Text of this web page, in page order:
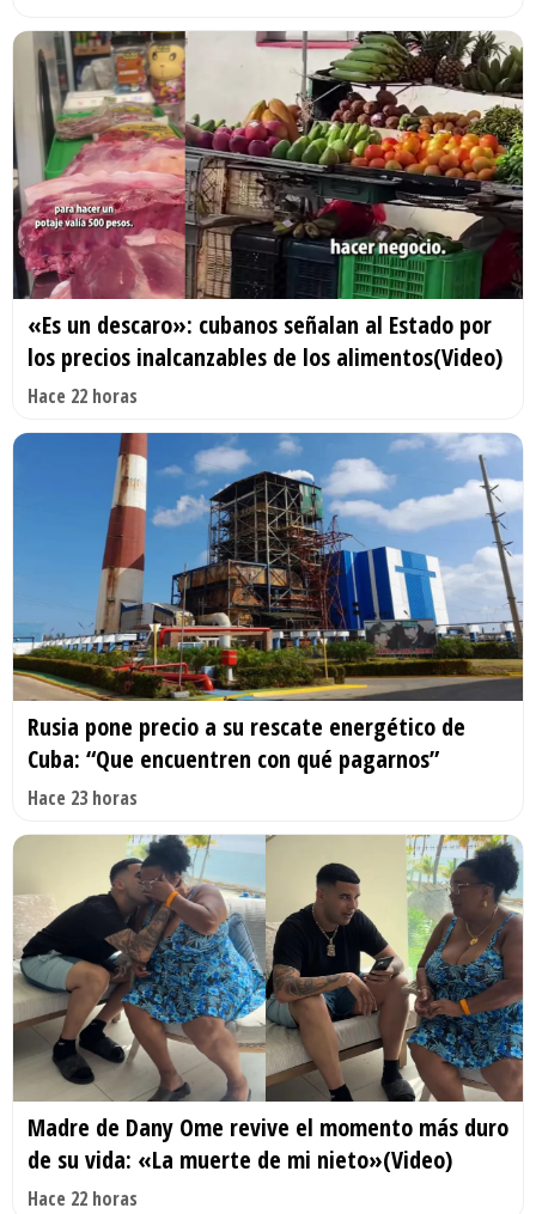
«Es un descaro»: cubanos señalan al Estado por
los precios inalcanzables de los alimentos(Video)
Hace 22 horas
Rusia pone precio a su rescate energético de
Cuba: “Que encuentren con qué pagarnos”
Hace 23 horas
Madre de Dany Ome revive el momento más duro
de su vida: «La muerte de mi nieto»(Video)
Hace 22 horas